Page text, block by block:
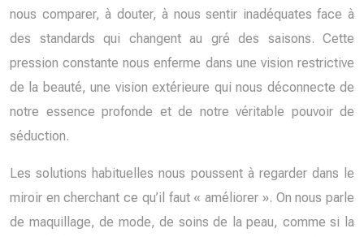
nous comparer, à douter, à nous sentir inadéquates face à
des standards qui changent au gré des saisons. Cette
pression constante nous enferme dans une vision restrictive
de la beauté, une vision extérieure qui nous déconnecte de
notre essence profonde et de notre véritable pouvoir de
séduction.
Les solutions habituelles nous poussent à regarder dans le
miroir en cherchant ce qu’il faut « améliorer ». On nous parle
de maquillage, de mode, de soins de la peau, comme si la